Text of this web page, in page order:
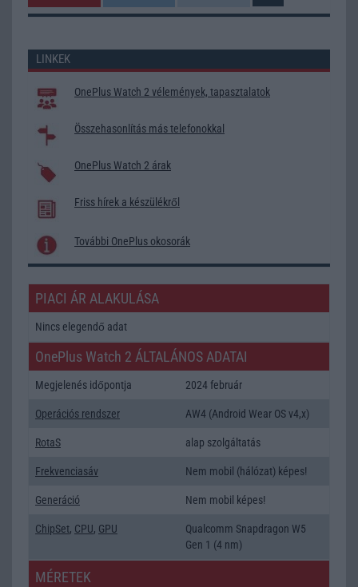
LINKEK
OnePlus Watch 2 vélemények, tapasztalatok
Összehasonlítás más telefonokkal
OnePlus Watch 2 árak
Friss hírek a készülékről
További OnePlus okosorák
PIACI ÁR ALAKULÁSA
Nincs elegendő adat
OnePlus Watch 2 ÁLTALÁNOS ADATAI
Megjelenés időpontja 2024 február
Operációs rendszer AW4 (Android Wear OS v4,x)
RotaS alap szolgáltatás
Frekvenciasáv Nem mobil (hálózat) képes!
Generáció Nem mobil képes!
ChipSet, CPU, GPU
Qualcomm Snapdragon W5
Gen 1 (4 nm)
MÉRETEK